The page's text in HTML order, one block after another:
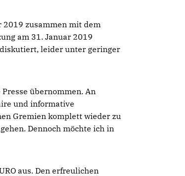
2019 zusammen mit dem
am 31. Januar 2019
leider unter geringer
übernommen. An
und informative
Gremien komplett wieder zu
Dennoch möchte ich in
aus. Den erfreulichen